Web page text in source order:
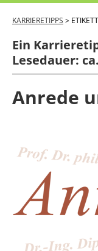
KARRIERETIPPS >
Ein
Lesedauer:
Anrede